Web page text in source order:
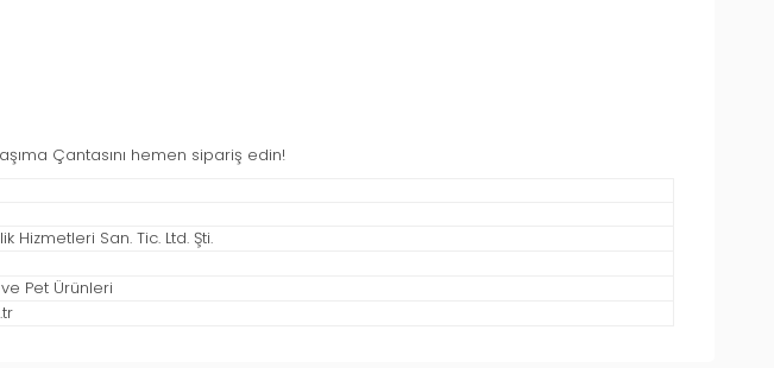
Çantasını hemen sipariş edin!
Hizmetleri San. Tic. Ltd. Şti.
Pet Ürünleri